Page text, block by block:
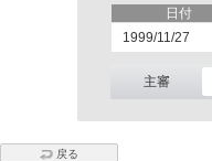
日付
1999/11/27
主審
戻る